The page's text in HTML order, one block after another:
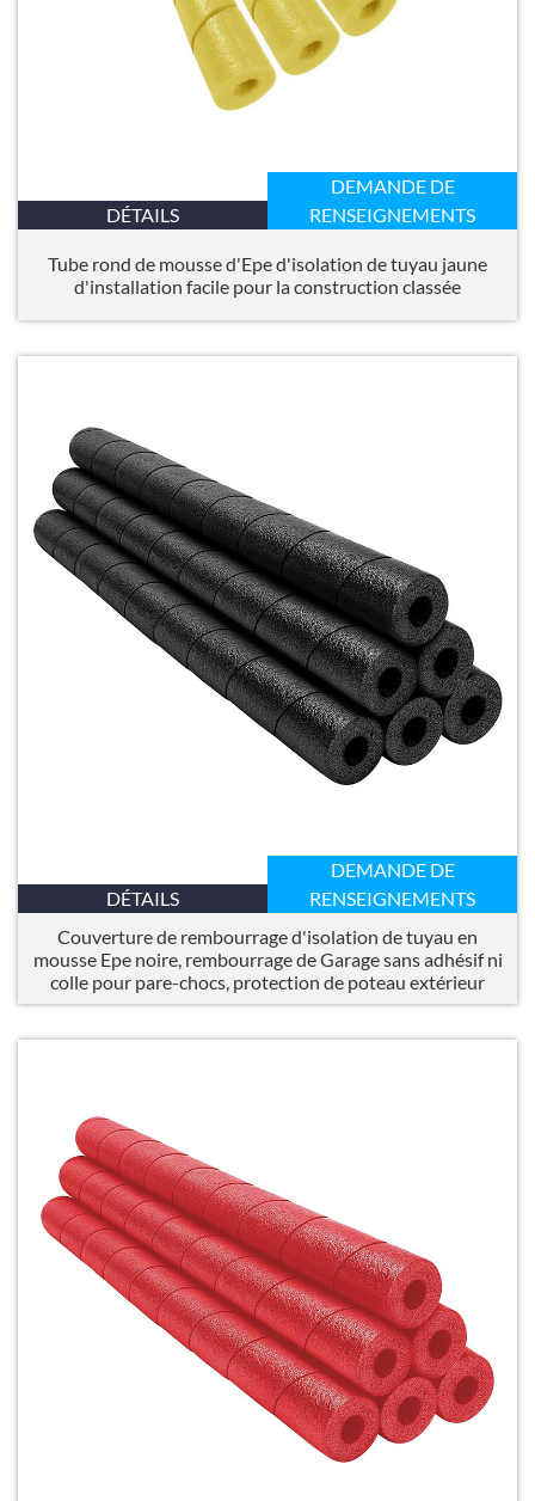
DÉTAILS
DEMANDE DE
RENSEIGNEMENTS
Tube rond de mousse d'Epe d'isolation de tuyau jaune
d'installation facile pour la construction classée
DÉTAILS
DEMANDE DE
RENSEIGNEMENTS
Couverture de rembourrage d'isolation de tuyau en
mousse Epe noire, rembourrage de Garage sans adhésif ni
colle pour pare-chocs, protection de poteau extérieur